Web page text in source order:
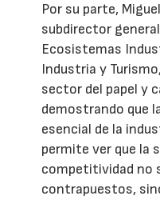
Por su parte,
subdirector
Ecosistemas
Industria y
sector del papel y
demostrando que
esencial de la
permite ver que la
competitividad no
contrapuestos,